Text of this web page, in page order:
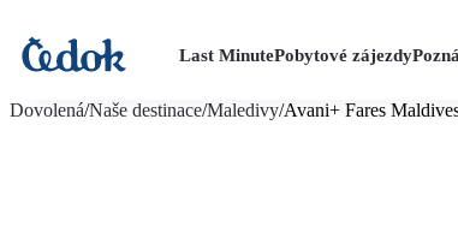
Last MinutePobytové zájezdy
Dovolená/Naše destinace/Maledivy/Avani+ Fares